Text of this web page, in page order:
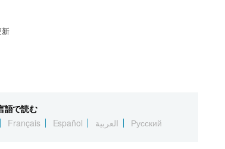
語で読む
Français Español العربية Русский